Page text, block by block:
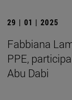
29 | 01 | 2025
Fabbiana
PPE,
Abu Dabi